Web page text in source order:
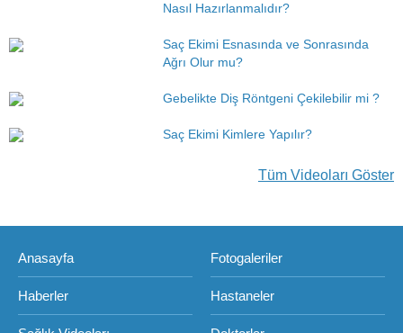
Nasıl Hazırlanmalıdır?
Saç Ekimi Esnasında ve Sonrasında
Ağrı Olur mu?
Gebelikte Diş Röntgeni Çekilebilir mi ?
Saç Ekimi Kimlere Yapılır?
Tüm Videoları Göster
Anasayfa Fotogaleriler
Haberler Hastaneler